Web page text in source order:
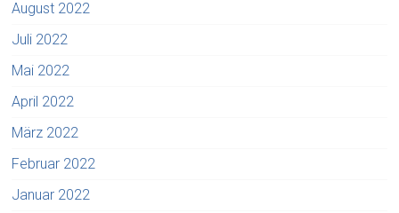
August 2022
Juli 2022
Mai 2022
April 2022
März 2022
Februar 2022
Januar 2022